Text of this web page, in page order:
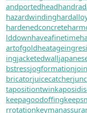
andportedhead
hazardwinding
hardenedconcrete
lddownhaveafinetime
artofgold
ingjacketedwall
bstressjogformation
bricatorjuicecatcher
tapositiontwin
keepagoodoffing
rrotation